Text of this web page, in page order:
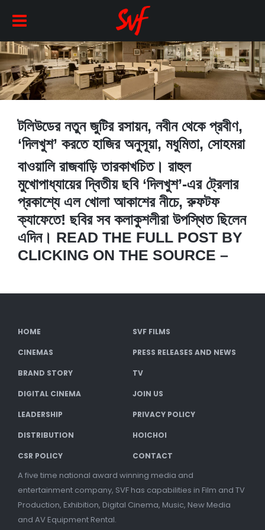
টলিউডের নতুন জুটির রসায়ন, নবীন থেকে প্রবীণ,
‘দিলখুশ’ করতে হাজির অনুসূয়া, মধুমিতা, সোহমরা
বাওয়ালি রাজবাড়ি তারকাখচিত। রাহুল
মুখোপাধ্যায়ের দ্বিতীয় ছবি ‘দিলখুশ’-এর ট্রেলার
প্রকাশ্যে এল খোলা আকাশের নীচে, রুফটফ
ক্যাফেতে! ছবির সব কলাকুশলীরা উপস্থিত ছিলেন
এদিন। READ THE FULL POST BY
CLICKING ON THE SOURCE –
HOME SVF FILMS
CINEMAS PRESS RELEASES AND NEWS
BRAND STORY TV
DIGITAL CINEMA JOIN US
LEADERSHIP PRIVACY POLICY
DISTRIBUTION HOICHOI
CSR POLICY CONTACT
A five time national award winning media and
entertainment company, SVF has capabilities in Film and TV
Production, Exhibition, Digital Cinema, Music, New Media
and AV Equipment Rental.